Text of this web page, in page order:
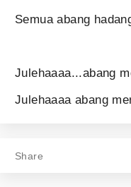
Semua abang
Julehaaaa...abang
Julehaaaa abang
Share